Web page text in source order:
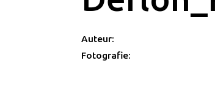
Auteur:
Fotografie: